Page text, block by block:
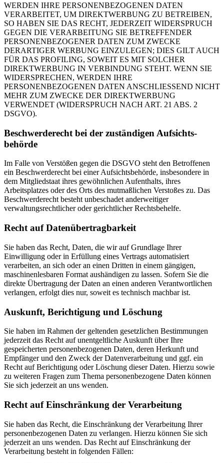
WERDEN IHRE PERSONENBEZOGENEN DATEN
VERARBEITET, UM DIREKTWERBUNG ZU BETREIBEN,
SO HABEN SIE DAS RECHT, JEDERZEIT WIDERSPRUCH
GEGEN DIE VERARBEITUNG SIE BETREFFENDER
PERSONENBEZOGENER DATEN ZUM ZWECKE
DERARTIGER WERBUNG EINZULEGEN; DIES GILT AUCH
FÜR DAS PROFILING, SOWEIT ES MIT SOLCHER
DIREKTWERBUNG IN VERBINDUNG STEHT. WENN SIE
WIDERSPRECHEN, WERDEN IHRE
PERSONENBEZOGENEN DATEN ANSCHLIESSEND NICHT
MEHR ZUM ZWECKE DER DIREKTWERBUNG
VERWENDET (WIDERSPRUCH NACH ART. 21 ABS. 2
DSGVO).
Beschwerde­recht bei der zuständigen Aufsichts­
behörde
Im Falle von Verstößen gegen die DSGVO steht den Betroffenen
ein Beschwerderecht bei einer Aufsichtsbehörde, insbesondere in
dem Mitgliedstaat ihres gewöhnlichen Aufenthalts, ihres
Arbeitsplatzes oder des Orts des mutmaßlichen Verstoßes zu. Das
Beschwerderecht besteht unbeschadet anderweitiger
verwaltungsrechtlicher oder gerichtlicher Rechtsbehelfe.
Recht auf Daten­übertrag­barkeit
Sie haben das Recht, Daten, die wir auf Grundlage Ihrer
Einwilligung oder in Erfüllung eines Vertrags automatisiert
verarbeiten, an sich oder an einen Dritten in einem gängigen,
maschinenlesbaren Format aushändigen zu lassen. Sofern Sie die
direkte Übertragung der Daten an einen anderen Verantwortlichen
verlangen, erfolgt dies nur, soweit es technisch machbar ist.
Auskunft, Berichtigung und Löschung
Sie haben im Rahmen der geltenden gesetzlichen Bestimmungen
jederzeit das Recht auf unentgeltliche Auskunft über Ihre
gespeicherten personenbezogenen Daten, deren Herkunft und
Empfänger und den Zweck der Datenverarbeitung und ggf. ein
Recht auf Berichtigung oder Löschung dieser Daten. Hierzu sowie
zu weiteren Fragen zum Thema personenbezogene Daten können
Sie sich jederzeit an uns wenden.
Recht auf Einschränkung der Verarbeitung
Sie haben das Recht, die Einschränkung der Verarbeitung Ihrer
personenbezogenen Daten zu verlangen. Hierzu können Sie sich
jederzeit an uns wenden. Das Recht auf Einschränkung der
Verarbeitung besteht in folgenden Fällen: